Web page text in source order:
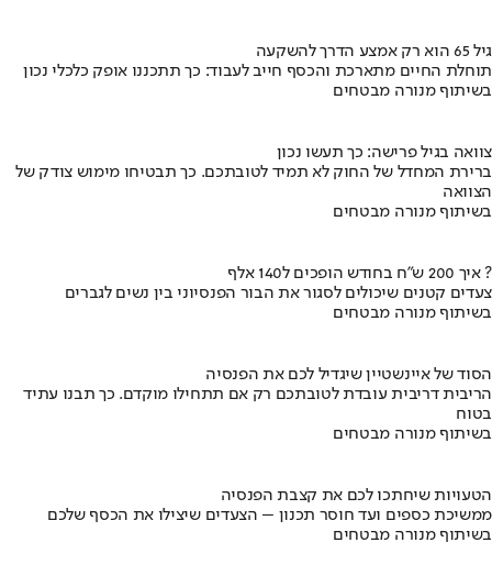
גיל 65 הוא רק אמצע הדרך להשקעה
תוחלת החיים מתארכת והכסף חייב לעבוד: כך תתכננו אופק כלכלי נכון
בשיתוף מנורה מבטחים
צוואה בגיל פרישה: כך תעשו נכון
ברירת המחדל של החוק לא תמיד לטובתכם. כך תבטיחו מימוש צודק של
הצוואה
בשיתוף מנורה מבטחים
איך 200 ש"ח בחודש הופכים ל140 אלף ?
צעדים קטנים שיכולים לסגור את הבור הפנסיוני בין נשים לגברים
בשיתוף מנורה מבטחים
הסוד של איינשטיין שיגדיל לכם את הפנסיה
הריבית דריבית עובדת לטובתכם רק אם תתחילו מוקדם. כך תבנו עתיד
בטוח
בשיתוף מנורה מבטחים
הטעויות שיחתכו לכם את קצבת הפנסיה
ממשיכת כספים ועד חוסר תכנון – הצעדים שיצילו את הכסף שלכם
בשיתוף מנורה מבטחים